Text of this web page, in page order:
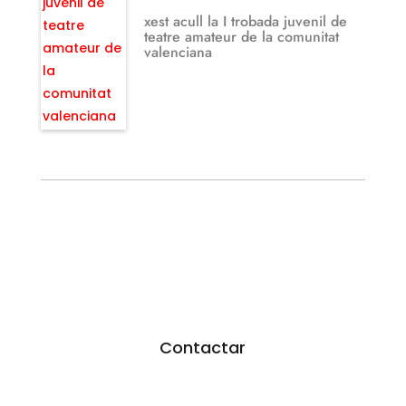
xest acull la I trobada juvenil de
teatre amateur de la comunitat
valenciana
Contactar